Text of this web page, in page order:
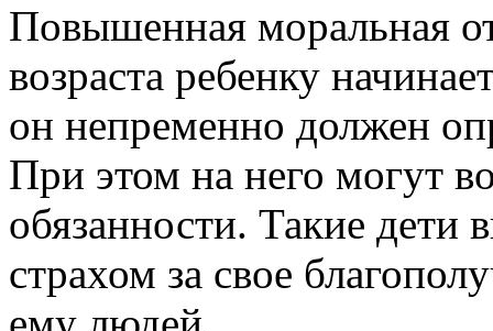
Повышенная моральная
возраста ребенку
он непременно должен
При этом на него могут
обязанности. Такие дети
страхом за свое